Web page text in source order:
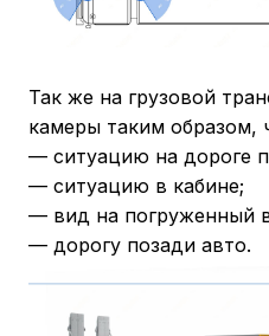
Так же на грузовой
камеры таким образом,
— ситуацию на дороге
— ситуацию в кабине;
— вид на погруженный в
— дорогу позади авто.